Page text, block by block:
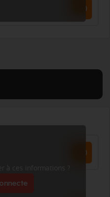
à ces informations ?